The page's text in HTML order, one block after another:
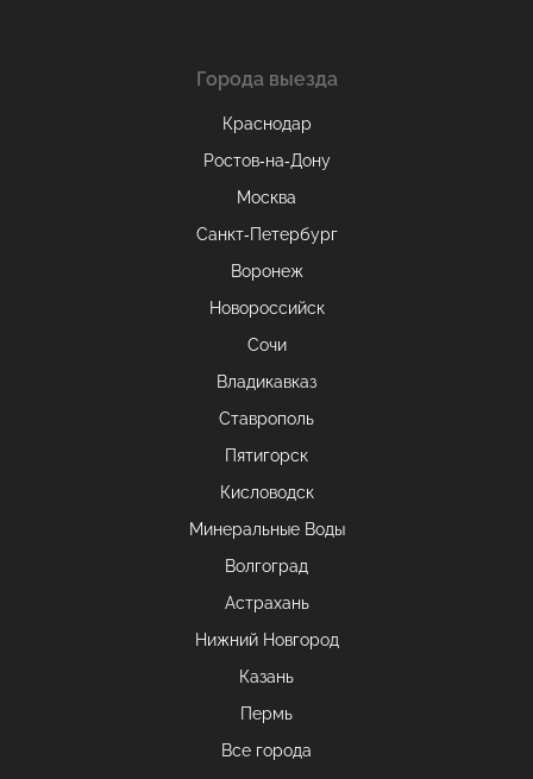
Города выезда
Краснодар
Ростов-на-Дону
Москва
Санкт-Петербург
Воронеж
Новороссийск
Сочи
Владикавказ
Ставрополь
Пятигорск
Кисловодск
Минеральные Воды
Волгоград
Астрахань
Нижний Новгород
Казань
Пермь
Все города